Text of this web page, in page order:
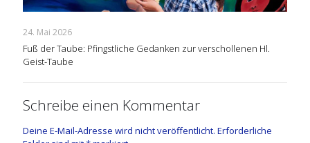
24. Mai 2026
Fuß der Taube: Pfingstliche Gedanken zur verschollenen Hl.
Geist-Taube
Schreibe einen Kommentar
Deine E-Mail-Adresse wird nicht veröffentlicht. Erforderliche